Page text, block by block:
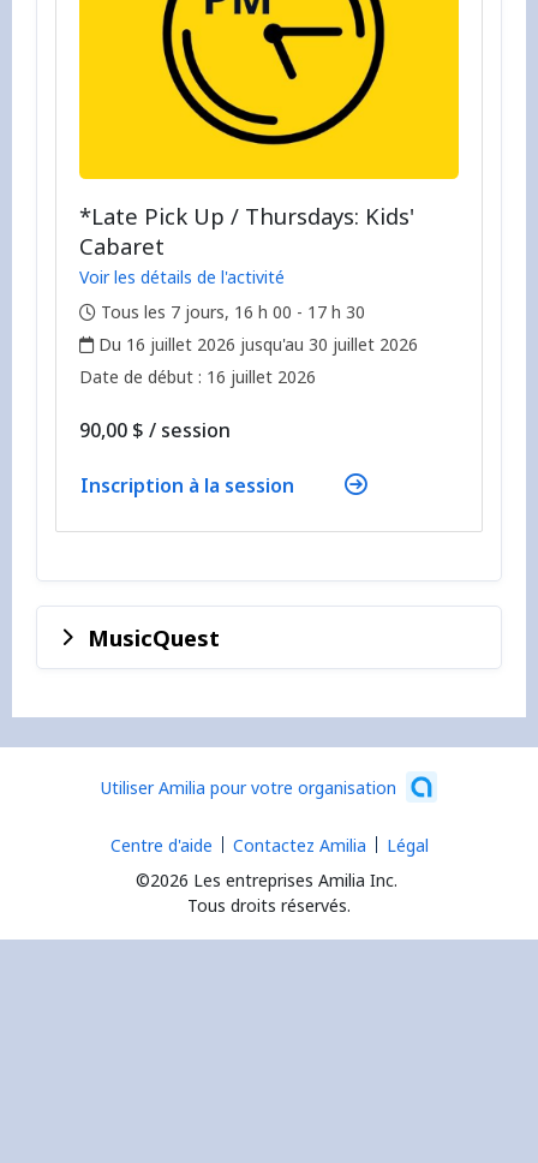
*Late Pick Up / Thursdays: Kids'
Cabaret
Voir les détails de l'activité
,
Tous les 7 jours, 16 h 00 - 17 h 30
,
Du 16 juillet 2026 jusqu'au 30 juillet 2026
Date de début : ,16 juillet 2026
90,00 $ / par
session
Inscription à la session
MusicQuest
Utiliser Amilia pour votre organisation
©2026 Les entreprises Amilia Inc.
Tous droits réservés.
Centre d'aide Contactez Amilia Légal